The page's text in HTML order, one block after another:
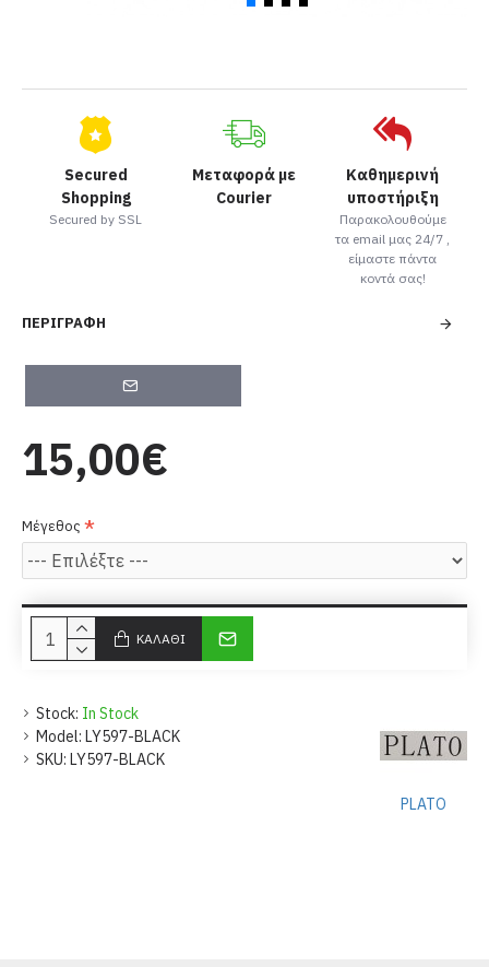
Secured
Shopping
Secured by SSL
Μεταφορά με
Courier
Καθημερινή
υποστήριξη
Παρακολουθούμε
τα email μας 24/7 ,
είμαστε πάντα
κοντά σας!
ΠΕΡΙΓΡΑΦΉ
Stock: In Stock
Model: LY597-BLACK
SKU: LY597-BLACK
PLATO
15,00€
Μέγεθος
ΚΑΛΆΘΙ